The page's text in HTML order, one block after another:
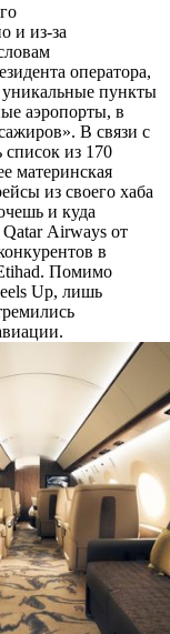
и из-за
оператора,
уникальные пункты
аэропорты, в
В связи с
список из 170
материнская
из своего хаба
и куда
Airways от
в
Помимо
Up, лишь